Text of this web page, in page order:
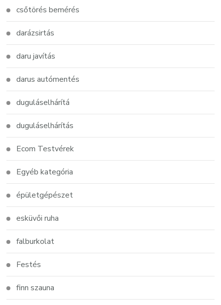
csőtörés bemérés
darázsirtás
daru javítás
darus autómentés
duguláselhárítá
duguláselhárítás
Ecom Testvérek
Egyéb kategória
épületgépészet
esküvői ruha
falburkolat
Festés
finn szauna